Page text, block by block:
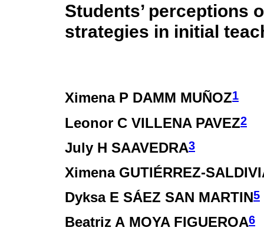
Students’ perceptions
strategies in initial
Ximena P DAMM MUÑOZ1
Leonor C VILLENA PAVEZ2
July H SAAVEDRA3
Ximena GUTIÉRREZ-
Dyksa E SÁEZ SAN MARTIN5
Beatriz A MOYA FIGUEROA6